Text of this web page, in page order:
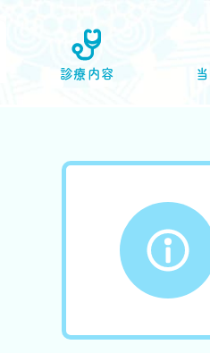
診療内容